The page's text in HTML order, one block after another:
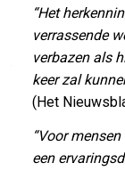
“Het
verrassende
verbazen als
keer zal
(Het
“Voor
een